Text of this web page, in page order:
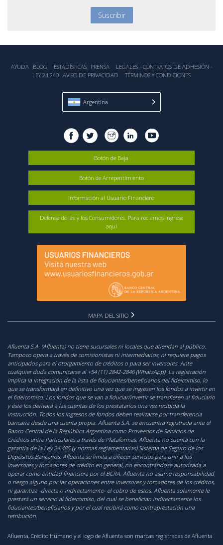
AYUDA BLOG ESTADÍSTICA‎S PRENSA
LEGALES - CONTRATOS DE ADHESIÓN -
LEY 24.240 AVISO DE PRIVACIDAD TÉRMINOS Y CONDICIONES
Argentina
Botón de Baja
Botón de Arrepentimiento
Información al Usuario Financiero
Defensa de las y los Consumidores. Para reclamos ingrese
aquí
MAPA DEL SITIO
Afluenta S.A. (Afluenta) no tiene sucursales ni locales que atiendan al público.
Tampoco opera a través de comisionistas ni intermediarios, ni requiere pagos
anticipados para el otorgamiento de créditos o para ser inversores. Ante
cualquier duda comunicarse al +54 (11) 2842-2846 (WhatsApp). La registración
implica la integración de la lista de fiduciantes/beneficiarios del fideicomiso, lo
que se transformará en definitivo una vez que se ingresen los fondos a invertir en
el fideicomiso. Los fondos que se van a fiduciar/invertir se transfieren al fiduciario
y éste los derivará a las cuentas de los prestatarios una vez recibida la
instrucción. Todos los ingresos de fondos deben realizarse por transferencia
bancaria desde una cuenta propia. Afluenta S.A. se encuentra registrada ante el
Banco Central de la República Argentina como Proveedor de Servicios de
Créditos entre Particulares a través de Plataformas. Afluenta no cuenta con la
garantía de la Ley 24.485 (y normas reglamentarias) Sistema de Seguro de los
Depósitos Bancarios. Afluenta se limita a ofrecer servicios para unir a los
inversores y tomadores de crédito en general, no encontrándose autorizada a
operar como entidad financiera por el BCRA. Afluenta no asume responsabilidad
o riesgo alguno por las operaciones entre inversores y tomadores de los créditos,
ni garantiza -directa o indirectamente- el cobro de estos. Afluenta solamente le
prestará un servicio al fideicomiso, del cual se benefician indirectamente los
fiduciantes/beneficiarios y por el cual recibirá como contraprestación una
retribución.
Afluenta, Crédito Humano y el logo de Afluenta son marcas registradas de Afluenta